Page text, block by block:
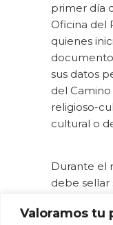
Valoramos tu
primer día
Oficina del
quienes
sus datos
del
religioso-
cultural o
Durante el
debe sellar
hace a pie